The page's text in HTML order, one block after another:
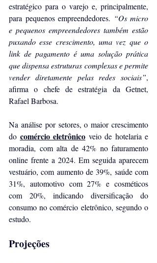
estratégico para o varejo e, principalmente,
para pequenos empreendedores. “Os micro
e pequenos empreendedores também estão
puxando esse crescimento, uma vez que o
link de pagamento é uma solução prática
que dispensa estruturas complexas e permite
vender diretamente pelas redes sociais”,
afirma o chefe de estratégia da Getnet,
Rafael Barbosa.
Na análise por setores, o maior crescimento
do comércio eletrônico veio de hotelaria e
moradia, com alta de 42% no faturamento
online frente a 2024. Em seguida aparecem
vestuário, com aumento de 39%, saúde com
31%, automotivo com 27% e cosméticos
com 20%, indicando diversificação do
consumo no comércio eletrônico, segundo o
estudo.
Projeções